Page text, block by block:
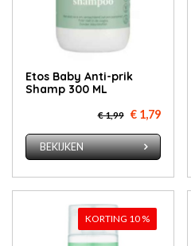
Etos Baby Anti-prik
Shamp 300 ML
€ 1,99 € 1,79
BEKIJKEN
KORTING 10 %